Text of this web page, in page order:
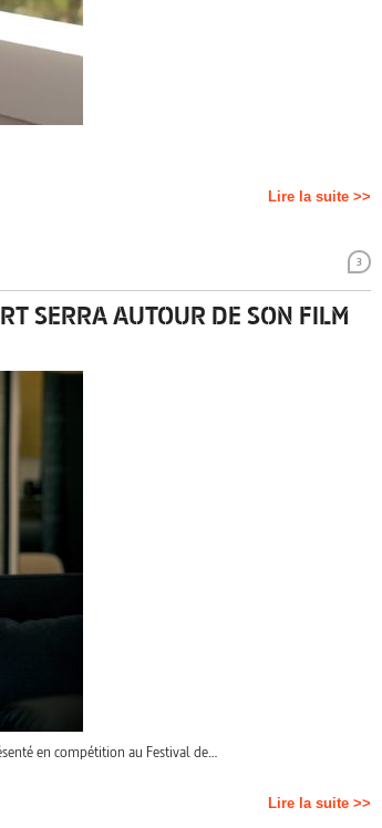
Lire la suite >>
3
SERRA AUTOUR DE SON FILM
en compétition au Festival de…
Lire la suite >>